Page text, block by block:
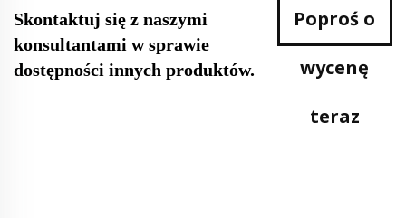
Skontaktuj się z naszymi
konsultantami w sprawie
dostępności innych produktów.
Poproś o
wycenę
teraz